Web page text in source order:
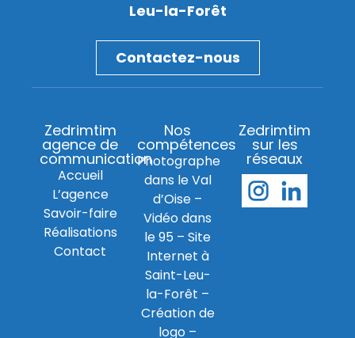
Leu-la-Forêt
Contactez-nous
Zedrimtim
agence de
communication
Accueil
L’agence
Savoir-faire
Réalisations
Contact
Nos
compétences
Photographe
dans le Val
d’Oise –
Vidéo dans
le 95 – Site
Internet à
Saint-Leu-
la-Forêt –
Création de
logo –
Zedrimtim
sur les
réseaux